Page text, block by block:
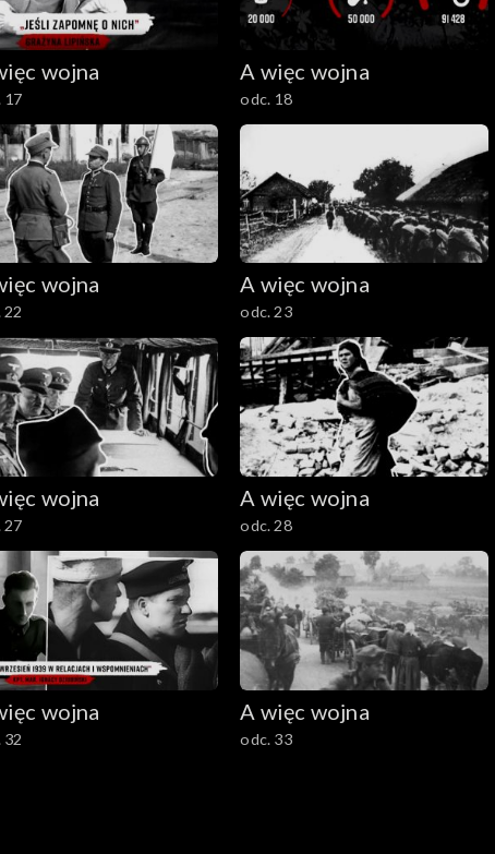
wojna
17
A więc wojna
odc. 18
wojna
22
A więc wojna
odc. 23
wojna
27
A więc wojna
odc. 28
wojna
32
A więc wojna
odc. 33